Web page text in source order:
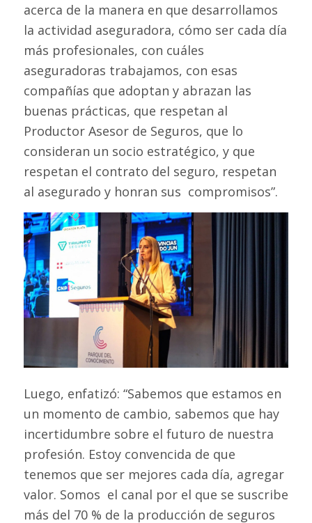
acerca de la manera en que desarrollamos
la actividad aseguradora, cómo ser cada día
más profesionales, con cuáles
aseguradoras trabajamos, con esas
compañías que adoptan y abrazan las
buenas prácticas, que respetan al
Productor Asesor de Seguros, que lo
consideran un socio estratégico, y que
respetan el contrato del seguro, respetan
al asegurado y honran sus compromisos”.
Luego, enfatizó: “Sabemos que estamos en
un momento de cambio, sabemos que hay
incertidumbre sobre el futuro de nuestra
profesión. Estoy convencida de que
tenemos que ser mejores cada día, agregar
valor. Somos el canal por el que se suscribe
más del 70 % de la producción de seguros